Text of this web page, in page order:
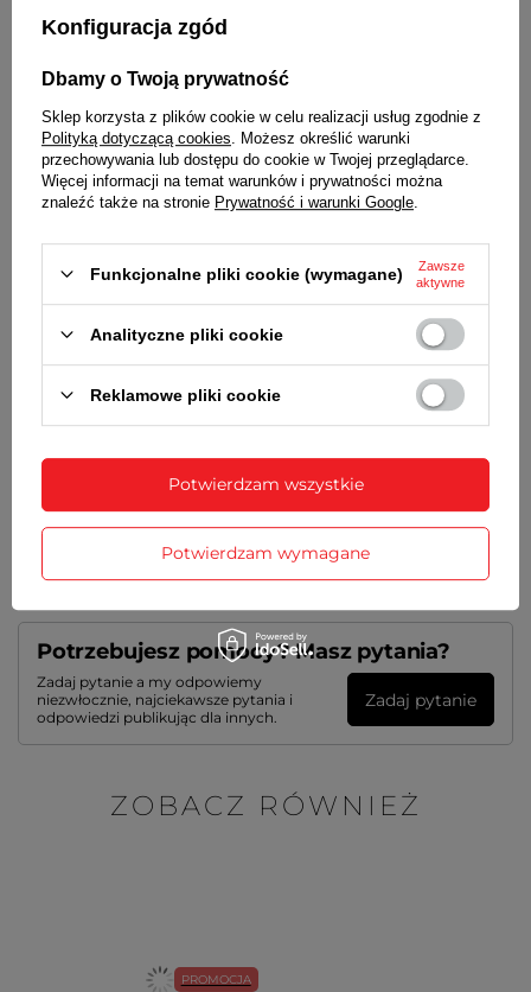
24-godzinnym
TAK - budzenie dźwiękiem elektronicznym
wskaźnik załączonego alarmu
ZASILANIE
2 baterie LR6 (AA) - w zestawie
MOŻLIWOŚCI MONTAŻU
otwór do powieszenia zegara na ścianie
rozkładana podstawka
WYMIARY
21,1 cm x 21,1 cm x 2,5 cm [szer x wys x gł]
Potrzebujesz pomocy? Masz pytania?
Zadaj pytanie a my odpowiemy
niezwłocznie, najciekawsze pytania i
odpowiedzi publikując dla innych.
Zadaj pytanie
ZOBACZ RÓWNIEŻ
PROMOCJA
Konfiguracja zgód
Dbamy o Twoją prywatność
Sklep korzysta z plików cookie w celu realizacji usług zgodnie z
Polityką dotyczącą cookies . Możesz określić warunki
przechowywania lub dostępu do cookie w Twojej przeglądarce.
Więcej informacji na temat warunków i prywatności można
znaleźć także na stronie Prywatność i warunki Google
Funkcjonalne pliki cookie (wymagane)
Zawsze
aktywne
Analityczne pliki cookie
Reklamowe pliki cookie
Potwierdzam wymagane
Potwierdzam wszystkie